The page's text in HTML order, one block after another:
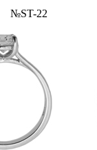
№ST-22